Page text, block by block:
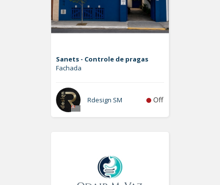
Sanets - Controle de pragas
Fachada
Rdesign SM Off